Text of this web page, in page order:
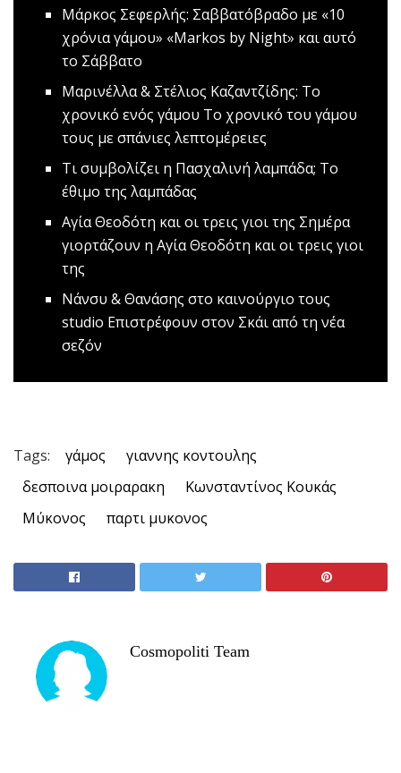
Mάρκος Σεφερλής: Σαββατόβραδο με «10
χρόνια γάμου» «Markos by Night» και αυτό
το Σάββατο
Μαρινέλλα & Στέλιος Καζαντζίδης: Το
χρονικό ενός γάμου Το χρονικό του γάμου
τους με σπάνιες λεπτομέρειες
Τι συμβολίζει η Πασχαλινή λαμπάδα; Το
έθιμο της λαμπάδας
Αγία Θεοδότη και οι τρεις γιοι της Σημέρα
γιορτάζουν η Αγία Θεοδότη και οι τρεις γιοι
της
Nάνσυ & Θανάσης στο καινούργιο τους
studio Επιστρέφουν στον Σκάι από τη νέα
σεζόν
Tags: γάμος
γιαννης κοντουλης
δεσποινα μοιραρακη
Κωνσταντίνος Κουκάς
Μύκονος
παρτι μυκονος
Cosmopoliti Team